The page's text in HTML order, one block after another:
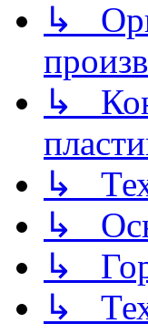
↳
↳
↳
↳
↳
↳